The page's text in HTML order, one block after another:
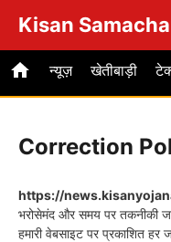
content
Kisan
न्यूज़ खेतीबाड़ी
Correction
https://
भरोसेमंद और समय पर तकनीकी
हमारी वेबसाइट पर प्रकाशित